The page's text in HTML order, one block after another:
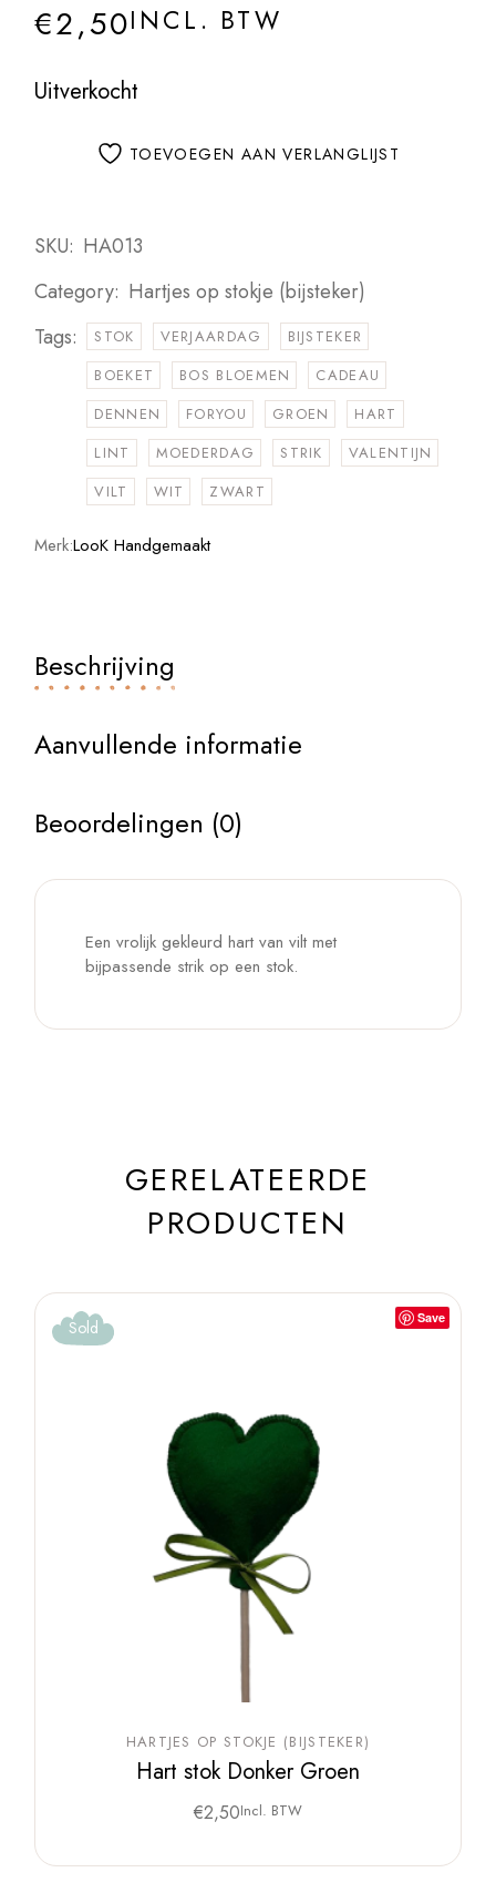
€2,50INCL. BTW
Uitverkocht
TOEVOEGEN AAN VERLANGLIJST
SKU: HA013
Category: Hartjes op stokje (bijsteker)
Tags:
STOK VERJAARDAG
BIJSTEKER
BOEKET
BOS BLOEMEN
CADEAU
DENNEN
FORYOU GROEN
HART
LINT
MOEDERDAG STRIK
VALENTIJN
VILT
WIT ZWART
Merk:LooK Handgemaakt
Beschrijving
Aanvullende informatie
Beoordelingen (0)
Een vrolijk gekleurd hart van vilt met
bijpassende strik op een stok.
GERELATEERDE
PRODUCTEN
Save
Sold
HARTJES OP STOKJE (BIJSTEKER)
Hart stok Donker Groen
€2,50Incl. BTW